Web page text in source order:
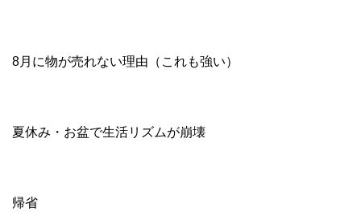
8月に物が売れない理由（これも強い）
夏休み・お盆で生活リズムが崩壊
帰省